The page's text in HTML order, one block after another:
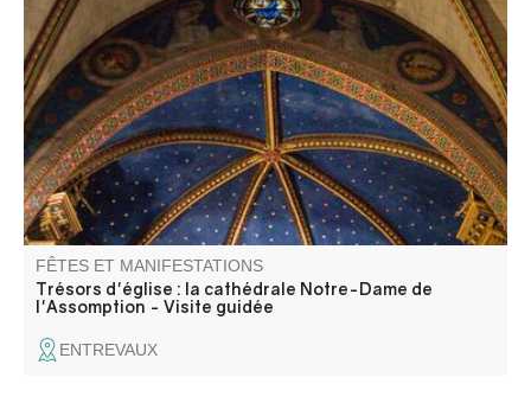
Découverte de l’ancienne cathédrale Notre-Dame de
l’Assomption, édifice majeur de la cité d’Entrevaux, mêlant
architecture gothique et décors baroques.
FÊTES ET MANIFESTATIONS
Trésors d'église : la cathédrale Notre-Dame de
l'Assomption - Visite guidée
ENTREVAUX